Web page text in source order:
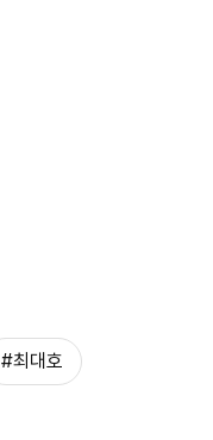
#최대호